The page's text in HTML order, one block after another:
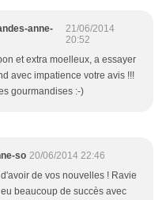
anne-
21/06/2014
20:52
et extra moelleux, a essayer
avec impatience votre avis !!!
gourmandises :-)
so 20/06/2014 22:46
de vos nouvelles ! Ravie
beaucoup de succès avec